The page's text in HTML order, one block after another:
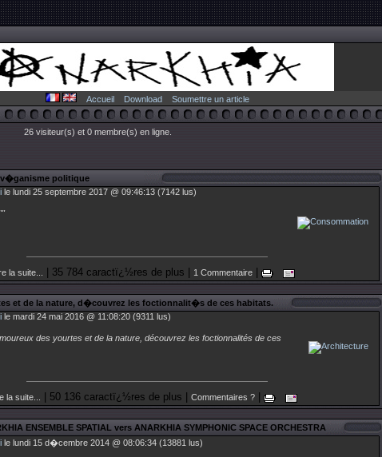
Accueil Download Soumettre un article
26 visiteur(s) et 0 membre(s) en ligne.
v�ganisme politique
le lundi 25 septembre 2017 @ 09:46:13 (7142 lus)
""
la suite... | 35 784 caractï¿½res de plus | 1 Commentaire
et de la nature, d�couvrez les foctionnalit�s de ces habitats.
le mardi 24 mai 2016 @ 11:08:20 (9311 lus)
des yourtes et de la nature, découvrez les foctionnalités de ces
la suite... | 50 136 caractï¿½res de plus | Commentaires ?
ENSEMBLE SPATIAL vers ANARKHIA SYMPHONIC SPACE ORCHESTRA
le lundi 15 d�cembre 2014 @ 08:06:34 (13881 lus)